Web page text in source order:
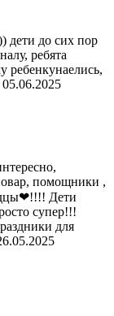
дети до сих пор
ребята
05.06.2025
помощники ,
Дети
супер!!!
для